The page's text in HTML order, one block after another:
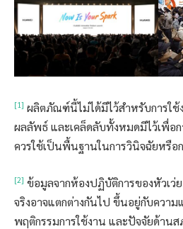
[1] ผลิตภัณฑ์นี้ไม่ได้มีไว้สำหรับการใ
ผลลัพธ์ และเคล็ดลับทั้งหมดมีไว้เพื่อ
ควรใช้เป็นพื้นฐานในการวินิจฉัยหรือ
[2] ข้อมูลจากห้องปฏิบัติการของหัวเว่
จริงอาจแตกต่างกันไป ขึ้นอยู่กับควา
พฤติกรรมการใช้งาน และปัจจัยด้าน